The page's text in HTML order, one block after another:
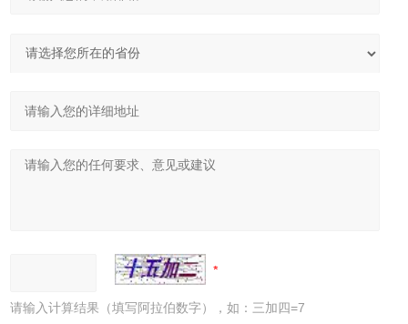
请输入计算结果（填写阿拉伯数字），如：三加四=7